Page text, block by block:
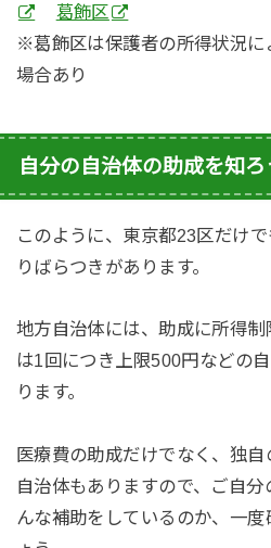
葛飾区
※葛飾区は保護者の所得状況に
場合あり
自分の自治体の助成を知ろ
このように、東京都23区だけ
りばらつきがあります。
地方自治体には、助成に所得
は1回につき上限500円などの
ります。
医療費の助成だけでなく、独
自治体もありますので、ご自
んな補助をしているのか、一